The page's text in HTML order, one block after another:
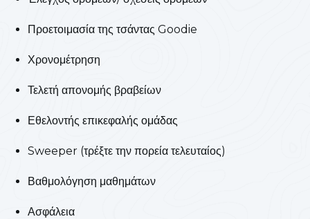
Προετοιμασία της τσάντας Goodie
Χρονομέτρηση
Τελετή απονομής βραβείων
Εθελοντής επικεφαλής ομάδας
Sweeper (τρέξτε την πορεία τελευταίος)
Βαθμολόγηση μαθημάτων
Ασφάλεια